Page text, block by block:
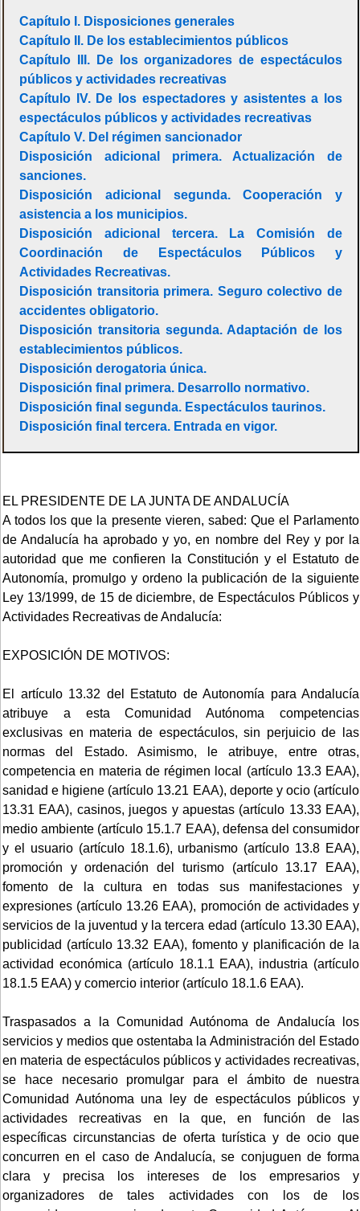
Capítulo I. Disposiciones generales
Capítulo II. De los establecimientos públicos
Capítulo III. De los organizadores de espectáculos
públicos y actividades recreativas
Capítulo IV. De los espectadores y asistentes a los
espectáculos públicos y actividades recreativas
Capítulo V. Del régimen sancionador
Disposición adicional primera. Actualización de
sanciones.
Disposición adicional segunda. Cooperación y
asistencia a los municipios.
Disposición adicional tercera. La Comisión de
Coordinación de Espectáculos Públicos y
Actividades Recreativas.
Disposición transitoria primera. Seguro colectivo de
accidentes obligatorio.
Disposición transitoria segunda. Adaptación de los
establecimientos públicos.
Disposición derogatoria única.
Disposición final primera. Desarrollo normativo.
Disposición final segunda. Espectáculos taurinos.
Disposición final tercera. Entrada en vigor.
EL PRESIDENTE DE LA JUNTA DE ANDALUCÍA
A todos los que la presente vieren, sabed: Que el Parlamento
de Andalucía ha aprobado y yo, en nombre del Rey y por la
autoridad que me confieren la Constitución y el Estatuto de
Autonomía, promulgo y ordeno la publicación de la siguiente
Ley 13/1999, de 15 de diciembre, de Espectáculos Públicos y
Actividades Recreativas de Andalucía:
EXPOSICIÓN DE MOTIVOS:
El artículo 13.32 del Estatuto de Autonomía para Andalucía
atribuye a esta Comunidad Autónoma competencias
exclusivas en materia de espectáculos, sin perjuicio de las
normas del Estado. Asimismo, le atribuye, entre otras,
competencia en materia de régimen local (artículo 13.3 EAA),
sanidad e higiene (artículo 13.21 EAA), deporte y ocio (artículo
13.31 EAA), casinos, juegos y apuestas (artículo 13.33 EAA),
medio ambiente (artículo 15.1.7 EAA), defensa del consumidor
y el usuario (artículo 18.1.6), urbanismo (artículo 13.8 EAA),
promoción y ordenación del turismo (artículo 13.17 EAA),
fomento de la cultura en todas sus manifestaciones y
expresiones (artículo 13.26 EAA), promoción de actividades y
servicios de la juventud y la tercera edad (artículo 13.30 EAA),
publicidad (artículo 13.32 EAA), fomento y planificación de la
actividad económica (artículo 18.1.1 EAA), industria (artículo
18.1.5 EAA) y comercio interior (artículo 18.1.6 EAA).
Traspasados a la Comunidad Autónoma de Andalucía los
servicios y medios que ostentaba la Administración del Estado
en materia de espectáculos públicos y actividades recreativas,
se hace necesario promulgar para el ámbito de nuestra
Comunidad Autónoma una ley de espectáculos públicos y
actividades recreativas en la que, en función de las
específicas circunstancias de oferta turística y de ocio que
concurren en el caso de Andalucía, se conjuguen de forma
clara y precisa los intereses de los empresarios y
organizadores de tales actividades con los de los